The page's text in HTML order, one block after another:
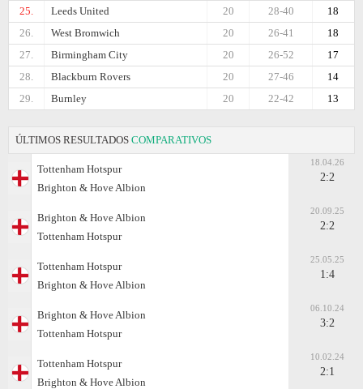
25.
Leeds United 18
28-40
20
26.
West Bromwich 18
26-41
20
27.
Birmingham City 17
26-52
20
28.
Blackburn Rovers 14
27-46
20
29.
Burnley 13
22-42
20
ÚLTIMOS RESULTADOS COMPARATIVOS
Tottenham Hotspur
Brighton & Hove Albion
18.04.26
2:2
Brighton & Hove Albion
Tottenham Hotspur
20.09.25
2:2
Tottenham Hotspur
Brighton & Hove Albion
25.05.25
1:4
Brighton & Hove Albion
Tottenham Hotspur
06.10.24
3:2
Tottenham Hotspur
Brighton & Hove Albion
10.02.24
2:1